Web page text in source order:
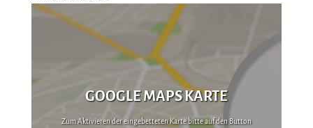
GOOGLE MAPS KARTE
Zum Aktivieren der eingebetteten Karte bitte auf den Button